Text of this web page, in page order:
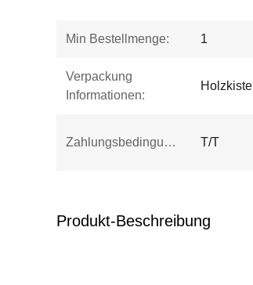
Min Bestellmenge: 1
Verpackung
Informationen:
Holzkiste
Zahlungsbedingungen: T/T
Produkt-Beschreibung